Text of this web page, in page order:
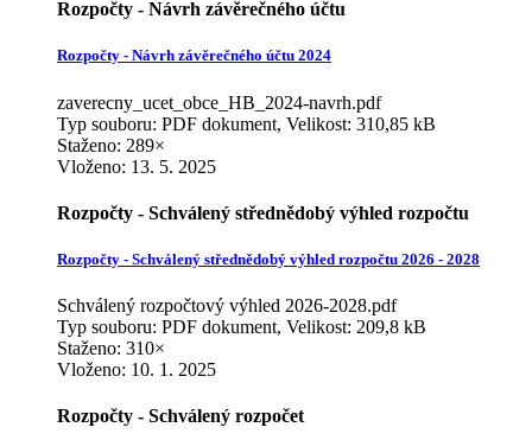
Rozpočty - Návrh závěrečného účtu
Rozpočty - Návrh závěrečného účtu 2024
zaverecny_ucet_obce_HB_2024-navrh.pdf
Typ souboru: PDF dokument, Velikost: 310,85 kB
Staženo: 289×
Vloženo: 13. 5. 2025
Rozpočty - Schválený střednědobý výhled rozpočtu
Rozpočty - Schválený střednědobý výhled rozpočtu 2026 - 2028
Schválený rozpočtový výhled 2026-2028.pdf
Typ souboru: PDF dokument, Velikost: 209,8 kB
Staženo: 310×
Vloženo: 10. 1. 2025
Rozpočty - Schválený rozpočet